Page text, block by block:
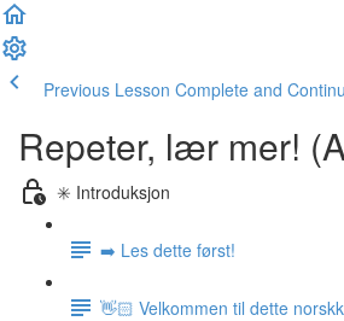
Previous Lesson Complete and
Repeter, lær mer!
✳️ Introduksjon
➡️ Les dette først!
👋🏻 Velkommen til dette